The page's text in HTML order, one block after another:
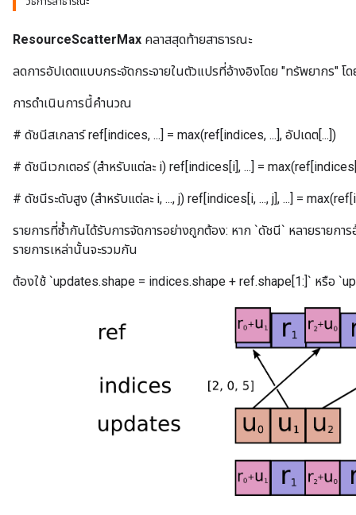
ResourceScatterMax คลาสสุดท้ายสาธารณะ
ลดการอัปเดตแบบกระจัดกระจายในตัวแปรที่อ้างอิงโดย "ทรัพยากร" โ
การดำเนินการนี้คำนวณ
# ดัชนีสเกลาร์ ref[indices, ...] = max(ref[indices, ...], อัปเดต[...])
# ดัชนีเวกเตอร์ (สำหรับแต่ละ i) ref[indices[i], ...] =
# ดัชนีระดับสูง (สำหรับแต่ละ i, ..., j) ref[indices[i, ..., j], ...] =
รายการที่ซ้ำกันได้รับการจัดการอย่างถูกต้อง: หาก `ดัชนี` หลายรายก
รายการเหล่านั้นจะรวมกัน
ต้องใช้ `updates.shape = indices.shape + ref.shape[1:]` หรือ